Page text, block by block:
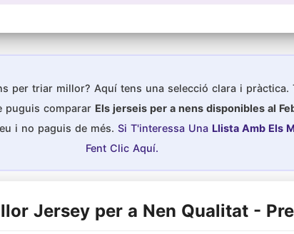
per triar millor? Aquí tens una selecció clara i
puguis comparar Els jerseis per a nens disponibles al
i no paguis de més. Si T'interessa Una Llista Amb Els
Fent Clic Aquí.
Jersey per a Nen Qualitat -